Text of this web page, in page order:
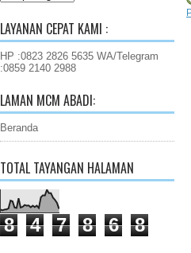
LAYANAN CEPAT KAMI :
HP :0823 2826 5635 WA/Telegram
:0859 2140 2988
LAMAN MCM ABADI:
Beranda
TOTAL TAYANGAN HALAMAN
8 4 7 8 6 8